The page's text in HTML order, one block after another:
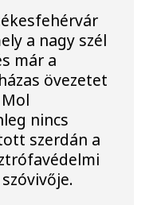
a nagy szél
már a
övezetet
nincs
szerdán a